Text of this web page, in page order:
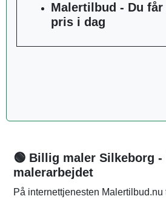
Malertilbud - Du
pris i dag
🟢 Billig maler Silkeborg -
malerarbejdet
På internettjenesten